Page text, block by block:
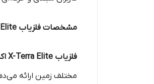
مشخصات فلزیاب X-Terra Elite اکسترا الیت
فلزیاب X-Terra Elite اکسترا الیت
مختلف زمین ارائه